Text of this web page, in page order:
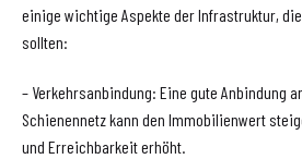
einige wichtige Aspekte der Infrastruktur,
sollten:
– Verkehrsanbindung: Eine gute Anbindung
Schienennetz kann den Immobilienwert
und Erreichbarkeit erhöht.